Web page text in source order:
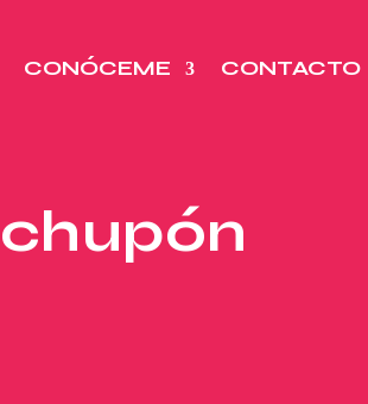
CONÓCEME CONTACTO
chupón